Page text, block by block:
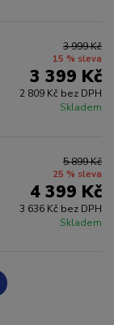
Skladem
3 999 Kč
15 % sleva
3 399 Kč
2 809 Kč bez DPH
Skladem
5 899 Kč
25 % sleva
4 399 Kč
3 636 Kč bez DPH